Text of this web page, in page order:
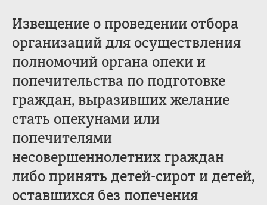
Извещение о проведении отбора
организаций для осуществления
полномочий органа опеки и
попечительства по подготовке
граждан, выразивших желание
стать опекунами или
попечителями
несовершеннолетних граждан
либо принять детей-сирот и детей,
оставшихся без попечения